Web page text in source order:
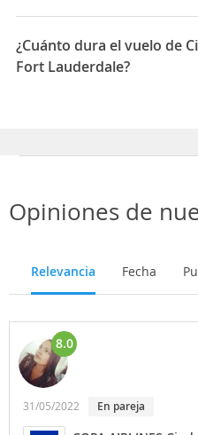
Las compañías que vuelan de
Fort Lauderdale son: Spirit,
¿Cuánto dura el vuelo de
Fort Lauderdale?
Opiniones de
Relevancia Fecha
8.0
31/05/2022 En pareja